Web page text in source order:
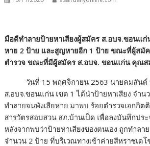
มือดีทำลายป้ายหาเสียงผู้สมัคร ส.อบจ.ขอนแก่
หาย 2ป้าย และสูญหายอีก 1ป้าย ขณะที่ผู้สมัค
ตำรวจ ขณะที่มีผู้สมัคร ส.อบจ. ขอนแก่น คุณ
วันที่ 15 พฤศจิกายน 2563 นายคมสันต์
ส.อบจ.ขอนแก่น เขต 1 ได้นำป้ายหาเสียง จำ
ทำลายจนพังเสียหาย มาพบ ร้อยตำรวจเอกกิต
สารวัตรสอบสวน สภ.บ้านเป็ด เพื่อลงบันทึกปร
หลังจากพบว่าป้ายหาเสียงของตนเอง ถูกทำลา
จำนวน 2 ป้าย ที่บริเวณทางเข้าค่ายสีหราชเด